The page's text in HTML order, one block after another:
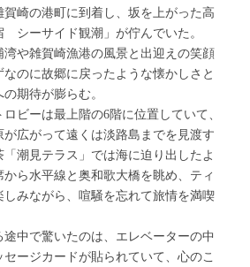
崎の港町に到着し、坂を上がった高
シーサイド観潮」が佇んでいた。
や雑賀崎漁港の風景と出迎えの笑顔
のに故郷に戻ったような懐かしさと
期待が膨らむ。
ビーは最上階の6階に位置していて、
広がって遠くは淡路島までを見渡す
潮見テラス」では海に迫り出したよ
ら水平線と奥和歌大橋を眺め、ティ
しみながら、喧騒を忘れて旅情を満喫
中で驚いたのは、エレベーターの中
ージカードが貼られていて、心のこ